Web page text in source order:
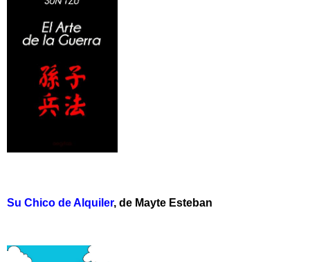
Su Chico de Alquiler, de Mayte Esteban